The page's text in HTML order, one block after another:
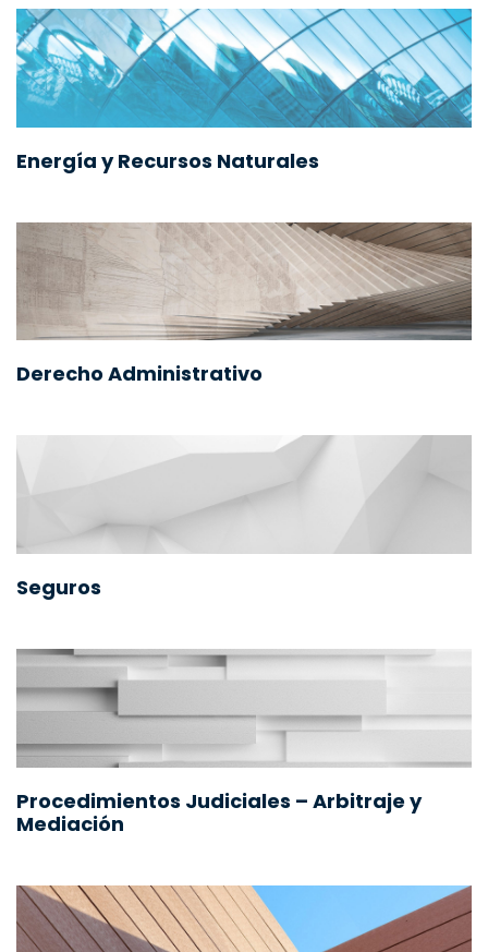
Energía y Recursos Naturales
Derecho Administrativo
Seguros
Procedimientos Judiciales – Arbitraje y
Mediación